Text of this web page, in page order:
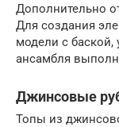
Дополнительно
Для создания
модели с баской,
ансамбля
Джинсовые
Топы из